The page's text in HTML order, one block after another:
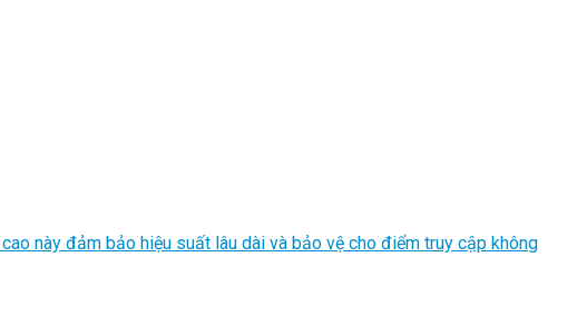
này đảm bảo hiệu suất lâu dài và bảo vệ cho điểm truy cập không